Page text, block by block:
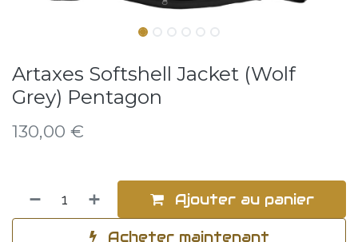
Artaxes Softshell Jacket (Wolf
Grey) Pentagon
130,00 €
Ajouter au panier
Acheter maintenant